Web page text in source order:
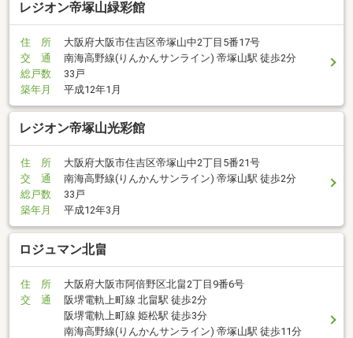
レジオン帝塚山緑彩館
住 所
大阪府大阪市住吉区帝塚山中2丁目5番17号
交 通
南海高野線(りんかんサンライン) 帝塚山駅 徒歩2分
総戸数
33戸
築年月
平成12年1月
レジオン帝塚山光彩館
住 所
大阪府大阪市住吉区帝塚山中2丁目5番21号
交 通
南海高野線(りんかんサンライン) 帝塚山駅 徒歩2分
総戸数
33戸
築年月
平成12年3月
ロジュマン北畠
住 所
大阪府大阪市阿倍野区北畠2丁目9番6号
交 通
阪堺電軌上町線 北畠駅 徒歩2分
阪堺電軌上町線 姫松駅 徒歩3分
南海高野線(りんかんサンライン) 帝塚山駅 徒歩11分